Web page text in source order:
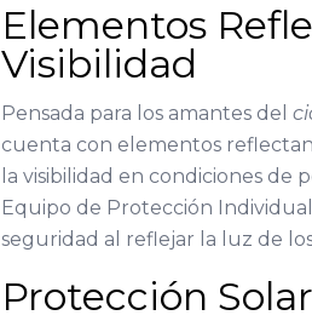
Elementos
Visibilidad
Pensada para los amantes del
cuenta con elementos
la visibilidad en condiciones de
Equipo de Protección
seguridad al reflejar la luz de
Protección